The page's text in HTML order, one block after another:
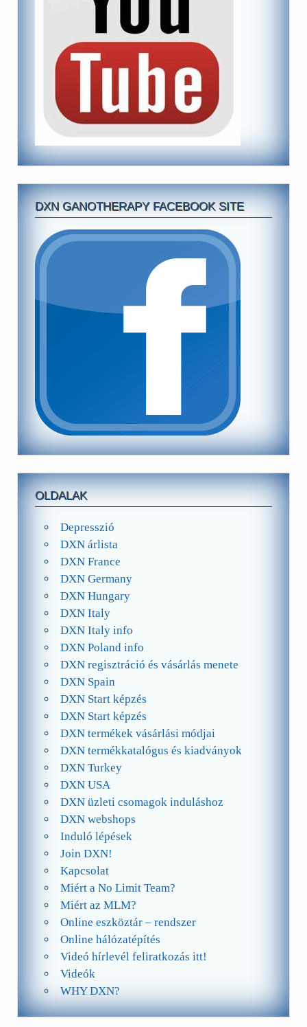
DXN GANOTHERAPY FACEBOOK SITE
OLDALAK
Depresszió
DXN árlista
DXN France
DXN Germany
DXN Hungary
DXN Italy
DXN Italy info
DXN Poland info
DXN regisztráció és vásárlás menete
DXN Spain
DXN Start képzés
DXN Start képzés
DXN termékek vásárlási módjai
DXN termékkatalógus és kiadványok
DXN Turkey
DXN USA
DXN üzleti csomagok induláshoz
DXN webshops
Induló lépések
Join DXN!
Kapcsolat
Miért a No Limit Team?
Miért az MLM?
Online eszköztár – rendszer
Online hálózatépítés
Videó hírlevél feliratkozás itt!
Videók
WHY DXN?